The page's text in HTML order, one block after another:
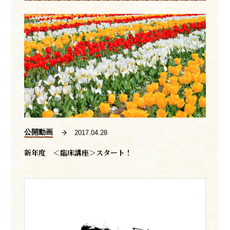
公開動画 2017.04.28
新年度 ＜臨床講座＞スタート！